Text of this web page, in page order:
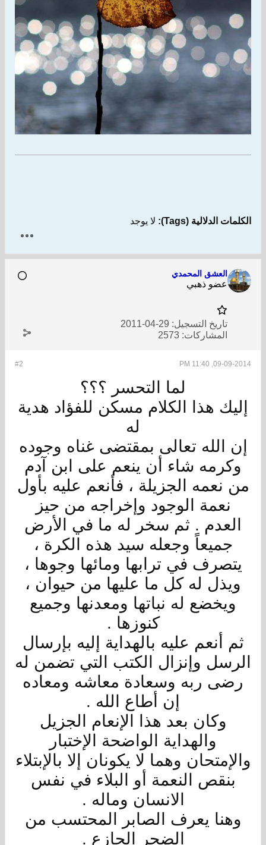
الكلمات الدلالية (Tags): لا يوجد
العشق المحمدي
عضو ذهبي
تاريخ التسجيل: 29-04-2011
المشاركات: 2573
#2 09-09-2014, 11:40 PM
لما التحسر ؟؟؟
إليك هذا الكلام مسكن للفؤاد هدية
له
إن الله تعالى بمقتضى غناه وجوده
وكرمه شاء أن ينعم على ابن آدم
من نعمه الجزيلة ، فأنعم عليه بأول
نعمة الوجود وإخراجه من حيز
العدم . ثم سخر له ما في الأرض
جميعاً وجعله سيد هذه الكرة ،
يتصرف في ترابها ومائها وجوها ،
ويذل له كل ما عليها من حيوان ،
ويخضع له نباتها ومعدنها وجميع
كنوزها .
ثم أنعم عليه بالهداية إليه بإرسال
الرسل وإنزال الكتب التي تضمن له
رضى ربه وسعادة معاشه ومعاده
إن أطاع الله .
وكان بعد هذا الإنعام الجزيل
والهداية الواضحة الإختبار
والإمتحان وهما لا يكونان إلا بالإبتلاء
بنقص النعمة أو البلاء في نفس
الانسان وماله .
وهنا يعرف الصابر المحتسب من
الضجر الجازع .